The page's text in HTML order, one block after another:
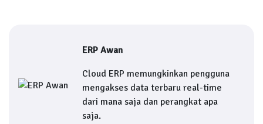
ERP Awan
Cloud ERP memungkinkan pengguna
mengakses data terbaru real-time
dari mana saja dan perangkat apa
saja.